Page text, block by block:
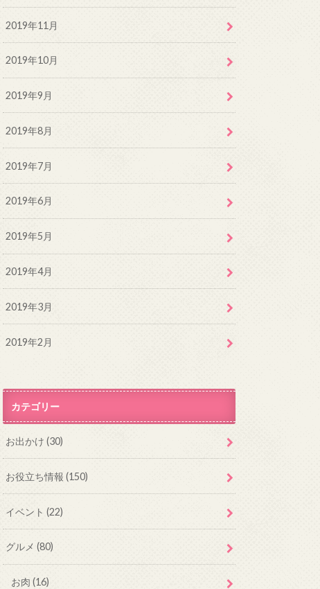
2019年11月
2019年10月
2019年9月
2019年8月
2019年7月
2019年6月
2019年5月
2019年4月
2019年3月
2019年2月
カテゴリー
お出かけ(30)
お役立ち情報(150)
イベント(22)
グルメ(80)
お肉 (16)